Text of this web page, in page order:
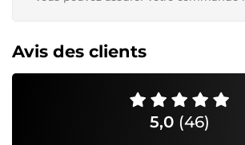
Avis des clients
5,0 (46)